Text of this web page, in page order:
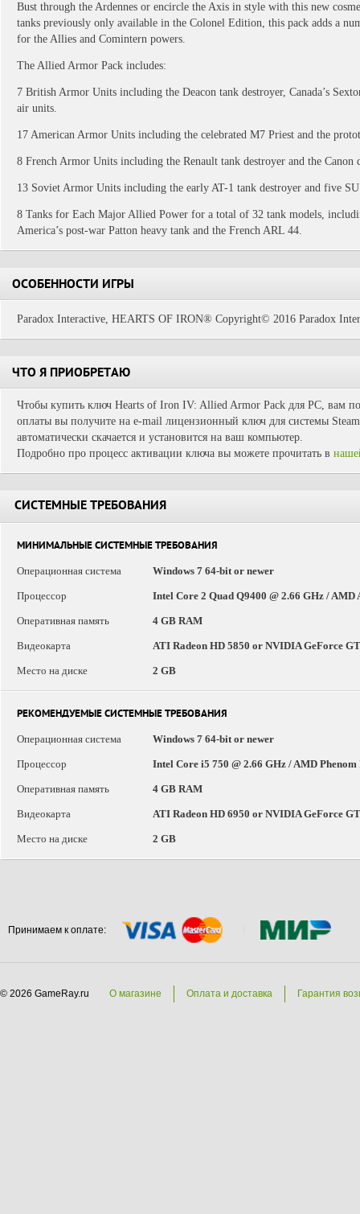
Bust through the Ardennes or encircle the Axis in style with this new
tanks previously only available in the Colonel Edition, this pack adds a
for the Allies and Comintern powers.
The Allied Armor Pack includes:
7 British Armor Units including the Deacon tank destroyer, Canada’s
air units.
17 American Armor Units including the celebrated M7 Priest and the
8 French Armor Units including the Renault tank destroyer and the
13 Soviet Armor Units including the early AT-1 tank destroyer and five
8 Tanks for Each Major Allied Power for a total of 32 tank models,
America’s post-war Patton heavy tank and the French ARL 44.
ОСОБЕННОСТИ ИГРЫ
Paradox Interactive, HEARTS OF IRON® Copyright© 2016 Paradox
ЧТО Я ПРИОБРЕТАЮ
Чтобы купить ключ Hearts of Iron IV: Allied Armor Pack для PC, вам
оплаты вы получите на e-mail лицензионный ключ для системы
автоматически скачается и установится на ваш компьютер.
Подробно про процесс активации ключа вы можете прочитать в
СИСТЕМНЫЕ ТРЕБОВАНИЯ
МИНИМАЛЬНЫЕ СИСТЕМНЫЕ ТРЕБОВАНИЯ
Операционная система
Windows 7 64-bit or newer
Процессор Intel Core 2 Quad Q9400 @ 2.66 GHz /
Оперативная память 4 GB RAM
Видеокарта ATI Radeon HD 5850 or NVIDIA GeForce
Место на диске 2 GB
РЕКОМЕНДУЕМЫЕ СИСТЕМНЫЕ ТРЕБОВАНИЯ
Операционная система
Windows 7 64-bit or newer
Процессор Intel Core i5 750 @ 2.66 GHz / AMD
Оперативная память 4 GB RAM
Видеокарта ATI Radeon HD 6950 or NVIDIA GeForce
Место на диске 2 GB
Принимаем к оплате:
© 2026 GameRay.ru О магазине Оплата и доставка Гарантия